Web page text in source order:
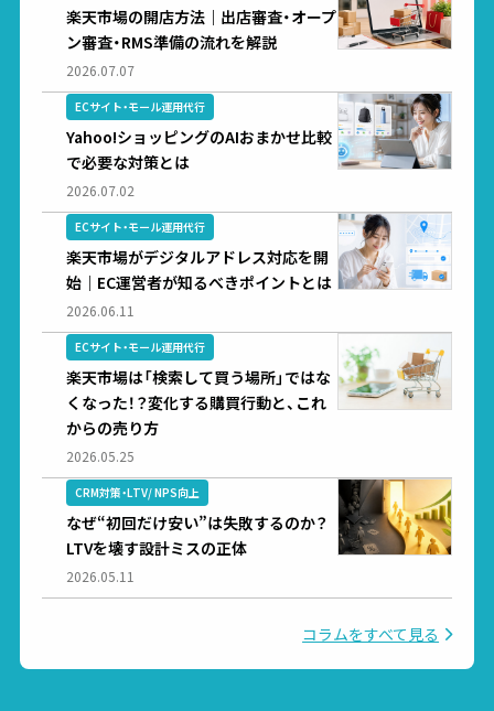
楽天市場の開店方法｜出店審査・オープ
ン審査・RMS準備の流れを解説
2026.07.07
ECサイト・モール運用代行
Yahoo!ショッピングのAIおまかせ比較
で必要な対策とは
2026.07.02
ECサイト・モール運用代行
楽天市場がデジタルアドレス対応を開
始｜EC運営者が知るべきポイントとは
2026.06.11
ECサイト・モール運用代行
楽天市場は「検索して買う場所」ではな
くなった！？変化する購買行動と、これ
からの売り方
2026.05.25
CRM対策・LTV/ NPS向上
なぜ“初回だけ安い”は失敗するのか？
LTVを壊す設計ミスの正体
2026.05.11
コラムをすべて見る